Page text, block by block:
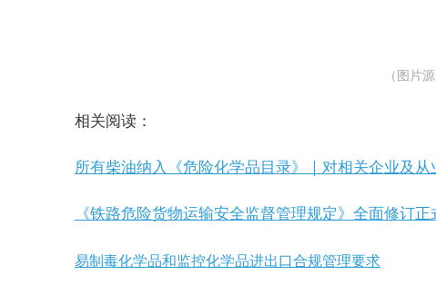
（图片
相关阅读：
所有柴油纳入《危险化学品目录》｜对相关企业及
《铁路危险货物运输安全监督管理规定》全面修订正
易制毒化学品和监控化学品进出口合规管理要求